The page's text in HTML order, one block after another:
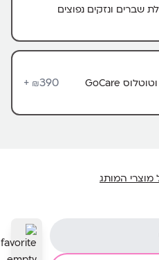
שברים ונזקים נפוצים
24 חודשי אחריות כולל שברים וטוטלוס GoCare
₪390+
מוצרי המותג